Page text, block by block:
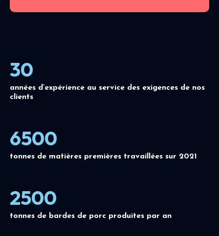
30
années d’expérience au service des exigences de nos
clients
6500
tonnes de matières premières travaillées sur 2021
2500
tonnes de bardes de porc produites par an